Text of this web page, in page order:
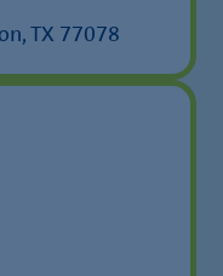
TX 77078